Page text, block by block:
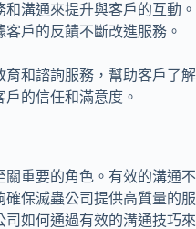
溝通來提升與客戶的互動。
戶的反饋不斷改進服務。
育和諮詢服務，幫助客戶了解
的信任和滿意度。
重要的角色。有效的溝通不
保滅蟲公司提供高質量的服
如何通過有效的溝通技巧來